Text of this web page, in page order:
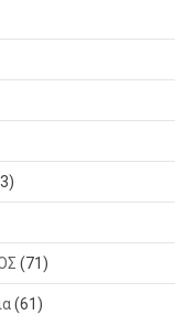
(71)
(61)